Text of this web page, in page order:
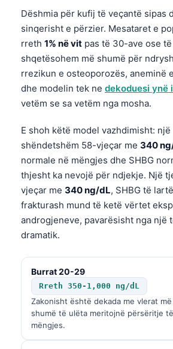
Dëshmia për kufij të veçantë sipas
sinqerisht e përzier. Mesataret e
rreth 1% në vit pas të 30-ave ose
shqetësohem më shumë për
rrezikun e osteoporozës, aneminë
dhe modelin tek ne dekoduesi ynë
vetëm se sa vetëm nga mosha.
E shoh këtë model vazhdimisht:
shëndetshëm 58-vjeçar me 340
normale në mëngjes dhe SHBG
thjesht ka nevojë për ndjekje. Një
vjeçar me 340 ng/dL, SHBG të
frakturash mund të ketë vërtet
androgjeneve, pavarësisht nga një
dramatik.
Burrat 20-29
Rreth 350-1,000 ng/dL
Zakonisht është dekada me vlerat
shumë të ulëta meritojnë përsëritje
mëngjes.